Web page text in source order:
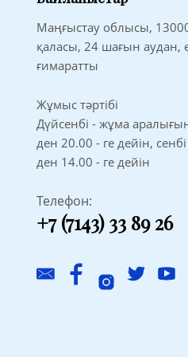
Маңғыстау облысы,
қаласы, 24 шағын аудан,
ғимаратты
Жұмыс тәртібі
Дүйсенбі - жұма
ден 20.00 - ге дейін,
ден 14.00 - ге дейін
Телефон:
+7 (7143) 33 89 26